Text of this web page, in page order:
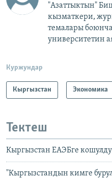
"Азаттыктын"
кызматкери,
темалары
университетин
Куржундар
Кыргызстан Экономика
Тектеш
Кыргызстан ЕАЭБге кошулду
"Кыргызстандын кимге